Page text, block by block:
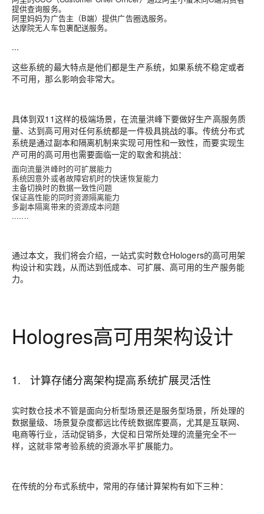
提供查询服务。
阿里妈妈为广告主（B端）提供广告圈选服务。
达摩院无人车包裹配送服务。
...
这些系统的最大特点是他们都是生产系统，如果系统不稳定或者
不可用，那么影响会非常大。
具体到双11这样的极端场景，在流量洪峰下要做好生产高服务质
量、达到高可用对任何系统都是一件极具挑战的事。传统分布式
系统是通过副本和隔离机制来实现可用性和一致性，而要实现生
产可用的高可用也需要面临一定的取舍和挑战：
面向流量洪峰时的可扩展能力
系统因意外或者故障宕机时的快速恢复能力
主备切换时的数据一致性问题
保证高性能的同时资源隔离能力
多副本隔离带来的资源成本问题
.......
通过本文，我们将会介绍，一站式实时数仓Hologers的高可用架
构设计和实践，从而达到低成本、可扩展、高可用的生产服务能
力。
Hologres高可用架构设计
1. 计算存储分离架构提高系统扩展灵活性
实时数仓技术不管是面向分析型场景还是服务型场景，所处理的
数据量级、场景复杂度都远比传统数据库要高，尤其是互联网、
电商等行业，活动促销多，大促和日常所处理的流量完全不一
样，这就非常考验系统的资源水平扩展能力。
在传统的分布式系统中，常用的存储计算架构有如下三种：